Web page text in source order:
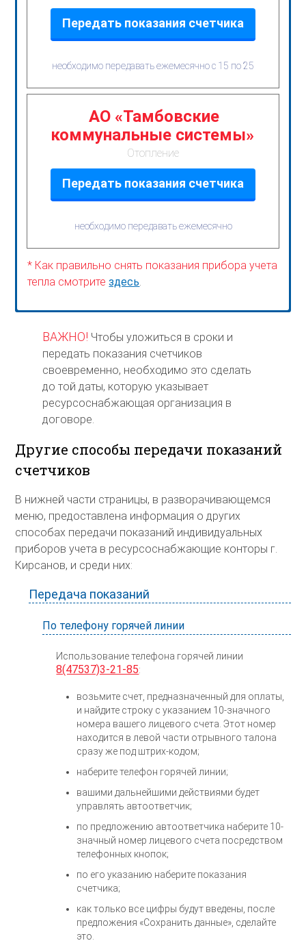
Передать показания счетчика
необходимо передавать ежемесячно с 15 по 25
АО «Тамбовские
коммунальные системы»
Отопление
Передать показания счетчика
необходимо передавать ежемесячно
* Как правильно снять показания прибора учета
тепла смотритездесь
ВАЖНО! Чтобы уложиться в сроки и
передать показания счетчиков
своевременно, необходимо это сделать
до той даты, которую указывает
ресурсоснабжающая организация в
договоре.
Другие способы передачи показаний
счетчиков
В нижней части страницы, в разворачивающемся
меню, предоставлена информация о других
способах передачи показаний индивидуальных
приборов учета в ресурсоснабжающие конторы г.
Кирсанов, и среди них:
Передача показаний
По телефону горячей линии
Использование телефона горячей линии
8(47537)3-21-85:
возьмите счет, предназначенный для оплаты,
и найдите строку с указанием 10-значного
номера вашего лицевого счета. Этот номер
находится в левой части отрывного талона
сразу же под штрих-кодом;
наберите телефон горячей линии;
вашими дальнейшими действиями будет
управлять автоответчик;
по предложению автоответчика наберите 10-
значный номер лицевого счета посредством
телефонных кнопок;
по его указанию наберите показания
счетчика;
как только все цифры будут введены, после
предложения «Сохранить данные», сделайте
это.